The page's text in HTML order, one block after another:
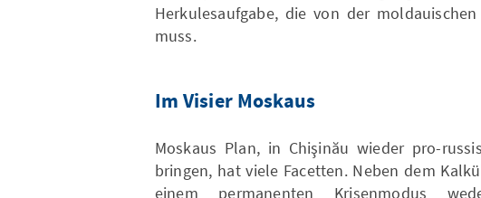
Herkulesaufgabe, die von der
muss.
Im Visier Moskaus
Moskaus Plan, in Chişinău wieder pro-
bringen, hat viele Facetten. Neben dem
einem permanenten Krisenmodus